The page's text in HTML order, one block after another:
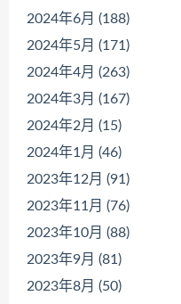
2024年6月 (188)
2024年5月 (171)
2024年4月 (263)
2024年3月 (167)
2024年2月 (15)
2024年1月 (46)
2023年12月 (91)
2023年11月 (76)
2023年10月 (88)
2023年9月 (81)
2023年8月 (50)